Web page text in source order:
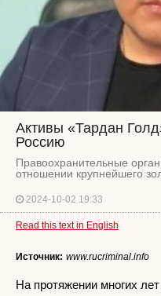
Активы «Тардан
Россию
Правоохранительные
отношении крупнейшего
2024-10-02 19:33
Read this text in English
Источник: www.rucriminal.info
На протяжении многих